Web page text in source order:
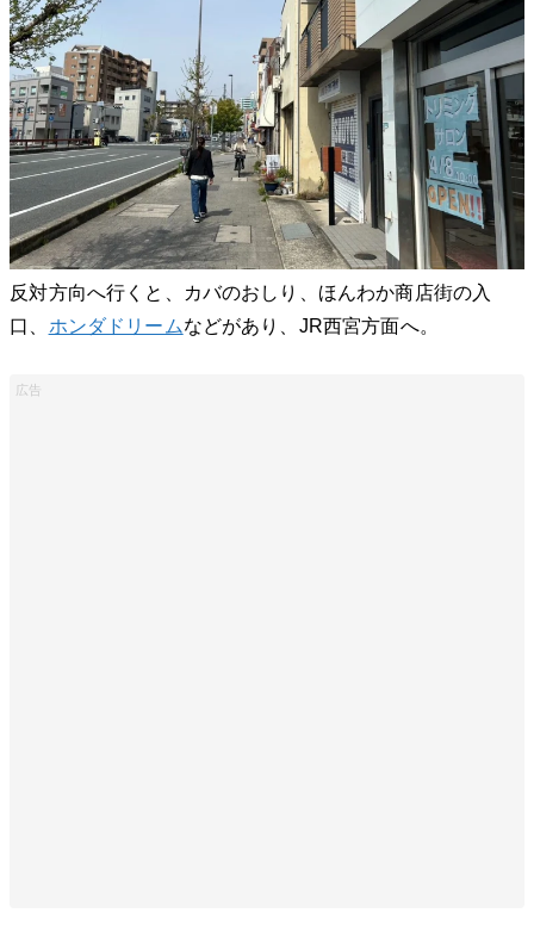
反対方向へ行くと、カバのおしり、ほんわか商店街の入
口、 ホンダドリームなどがあり、JR西宮方面へ。